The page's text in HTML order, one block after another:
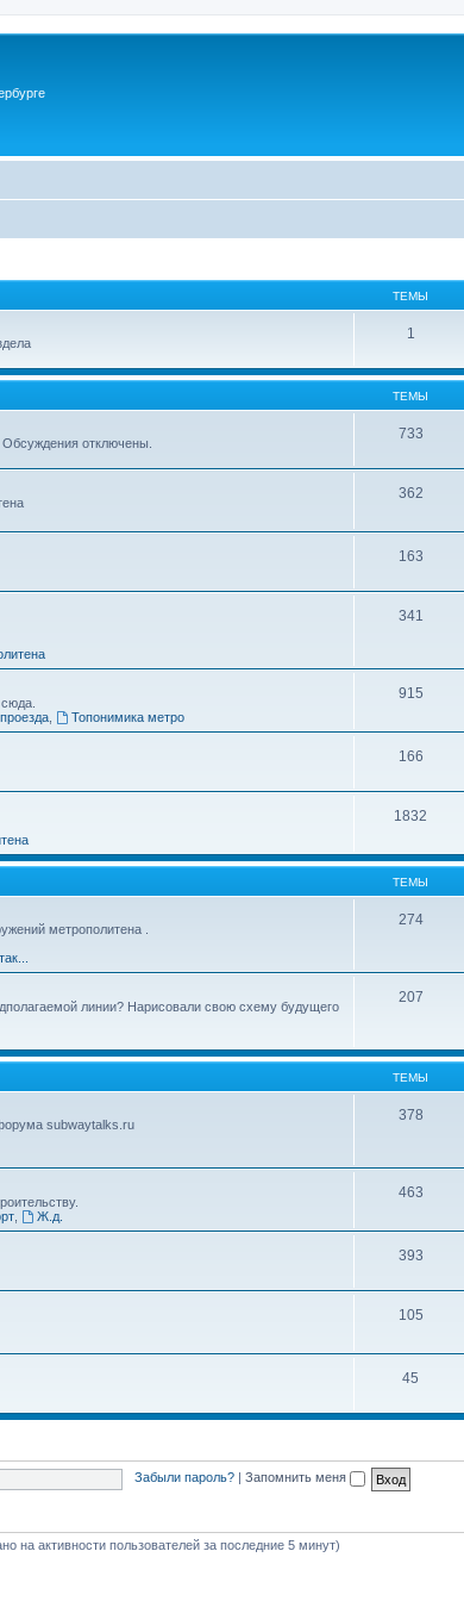
ТЕМЫ
1
ТЕМЫ
отключены.
733
362
163
341
, Топонимика метро
915
166
1832
ТЕМЫ
метрополитена .
274
линии? Нарисовали свою схему будущего
207
ТЕМЫ
subwaytalks.ru
378
, Ж.д.
463
393
105
45
Забыли пароль? Запомнить меня
на активности пользователей за последние 5 минут)